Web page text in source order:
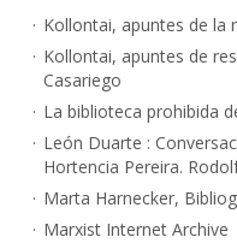
Kollontai, apuntes de la
Kollontai, apuntes de
Casariego
La biblioteca prohibida
León Duarte :
Hortencia Pereira.
Marta Harnecker,
Marxist Internet Archive